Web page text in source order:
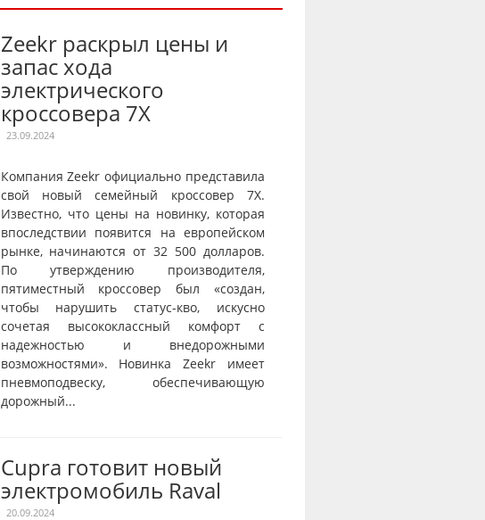
Zeekr раскрыл цены и
запас хода
электрического
кроссовера 7X
23.09.2024
Компания Zeekr официально представила
свой новый семейный кроссовер 7X.
Известно, что цены на новинку, которая
впоследствии появится на европейском
рынке, начинаются от 32 500 долларов.
По утверждению производителя,
пятиместный кроссовер был «создан,
чтобы нарушить статус-кво, искусно
сочетая высококлассный комфорт с
надежностью и внедорожными
возможностями». Новинка Zeekr имеет
пневмоподвеску, обеспечивающую
дорожный...
Cupra готовит новый
электромобиль Raval
20.09.2024